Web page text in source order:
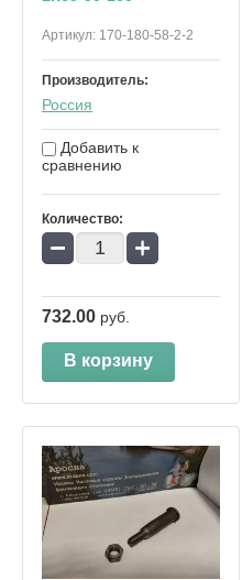
Артикул: 170-180-58-2-2
Производитель:
Россия
Добавить к
сравнению
Количество:
− +
732.00 руб.
В корзину